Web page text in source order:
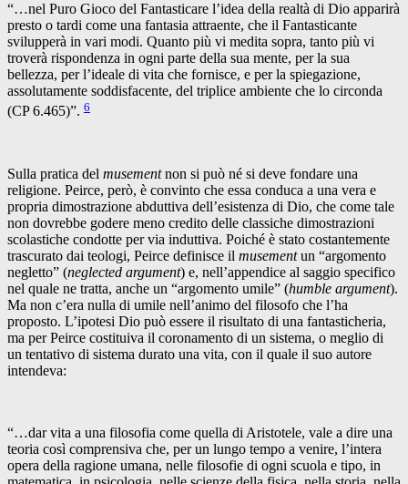
“…nel Puro Gioco del Fantasticare l’idea della realtà di Dio apparirà
presto o tardi come una fantasia attraente, che il Fantasticante
svilupperà in vari modi. Quanto più vi medita sopra, tanto più vi
troverà rispondenza in ogni parte della sua mente, per la sua
bellezza, per l’ideale di vita che fornisce, e per la spiegazione,
assolutamente soddisfacente, del triplice ambiente che lo circonda
(CP 6.465)”. 6
Sulla pratica del musementnon si può né si deve fondare una
religione. Peirce, però, è convinto che essa conduca a una vera e
propria dimostrazione abduttiva dell’esistenza di Dio, che come tale
non dovrebbe godere meno credito delle classiche dimostrazioni
scolastiche condotte per via induttiva. Poiché è stato costantemente
trascurato dai teologi, Peirce definisce il musementun “argomento
negletto” (neglected argument) e, nell’appendice al saggio specifico
nel quale ne tratta, anche un “argomento umile” (humble argument).
Ma non c’era nulla di umile nell’animo del filosofo che l’ha
proposto. L’ipotesi Dio può essere il risultato di una fantasticheria,
ma per Peirce costituiva il coronamento di un sistema, o meglio di
un tentativo di sistema durato una vita, con il quale il suo autore
intendeva:
“…dar vita a una filosofia come quella di Aristotele, vale a dire una
teoria così comprensiva che, per un lungo tempo a venire, l’intera
opera della ragione umana, nelle filosofie di ogni scuola e tipo, in